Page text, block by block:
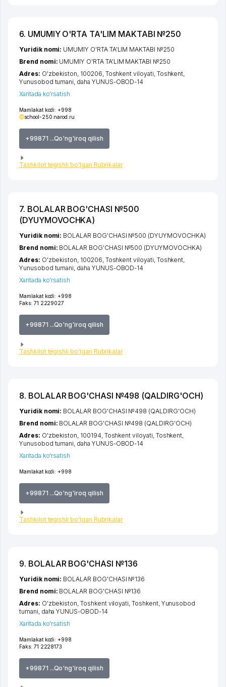
6. UMUMIY O'RTA TA'LIM MAKTABI №250
Mamlakat kodi: +998
school-250.narod.ru
+99871 ...Qo'ng'iroq qilish
Tashkilot tegishli bo'lgan Rubrikalar
Yuridik nomi: UMUMIY O'RTA TA'LIM MAKTABI №250
Brend nomi: UMUMIY O'RTA TA'LIM MAKTABI №250
Adres: O'zbekiston, 100206, Toshkent viloyati, Toshkent,
Yunusobod tumani, daha YUNUS-OBOD-14
Xaritada ko'rsatish
7. BOLALAR BOG'CHASI №500
(DYUYMOVOCHKA)
Mamlakat kodi: +998
Faks: 71 2229027
+99871 ...Qo'ng'iroq qilish
Tashkilot tegishli bo'lgan Rubrikalar
Yuridik nomi: BOLALAR BOG'CHASI №500 (DYUYMOVOCHKA)
Brend nomi: BOLALAR BOG'CHASI №500 (DYUYMOVOCHKA)
Adres: O'zbekiston, 100206, Toshkent viloyati, Toshkent,
Yunusobod tumani, daha YUNUS-OBOD-14
Xaritada ko'rsatish
8. BOLALAR BOG'CHASI №498 (QALDIRG'OCH)
Mamlakat kodi: +998
+99871 ...Qo'ng'iroq qilish
Tashkilot tegishli bo'lgan Rubrikalar
Yuridik nomi: BOLALAR BOG'CHASI №498 (QALDIRG'OCH)
Brend nomi: BOLALAR BOG'CHASI №498 (QALDIRG'OCH)
Adres: O'zbekiston, 100194, Toshkent viloyati Toshkent
Yunusobod tumani daha YUNUS-OBOD-14
Xaritada ko'rsatish
9. BOLALAR BOG'CHASI №136
Mamlakat kodi: +998
Faks: 71 2228173
+99871 ...Qo'ng'iroq qilish
Yuridik nomi: BOLALAR BOG'CHASI №136
Brend nomi: BOLALAR BOG'CHASI №136
Adres: O'zbekiston,Toshkent viloyati ,Toshkent, Yunusobod
tumani daha YUNUS-OBOD-14
Xaritada ko'rsatish